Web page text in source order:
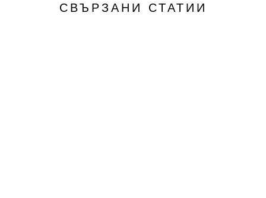
СВЪРЗАНИ СТАТИИ